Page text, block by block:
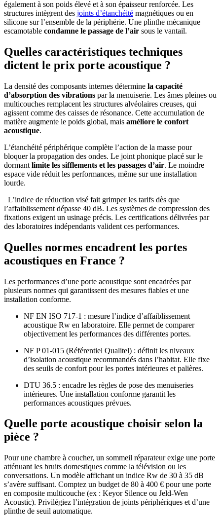
également à son poids élevé et à son épaisseur renforcée. Les
structures intègrent des joints d’étanchéité magnétiques ou en
silicone sur l’ensemble de la périphérie. Une plinthe mécanique
escamotable condamne le passage de l’air sous le vantail.
Quelles caractéristiques techniques
dictent le prix porte acoustique ?
La densité des composants internes détermine la capacité
d’absorption des vibrations par la menuiserie. Les âmes pleines ou
multicouches remplacent les structures alvéolaires creuses, qui
agissent comme des caisses de résonance. Cette accumulation de
matière augmente le poids global, mais améliore le confort
acoustique.
L’étanchéité périphérique complète l’action de la masse pour
bloquer la propagation des ondes. Le joint phonique placé sur le
dormant limite les sifflements et les passages d’air. Le moindre
espace vide réduit les performances, même sur une installation
lourde.
L’indice de réduction visé fait grimper les tarifs dès que
l’affaiblissement dépasse 40 dB. Les systèmes de compression des
fixations exigent un usinage précis. Les certifications délivrées par
des laboratoires indépendants valident ces performances.
Quelles normes encadrent les portes
acoustiques en France ?
Les performances d’une porte acoustique sont encadrées par
plusieurs normes qui garantissent des mesures fiables et une
installation conforme.
NF EN ISO 717-1 : mesure l’indice d’affaiblissement
acoustique Rw en laboratoire. Elle permet de comparer
objectivement les performances des différentes portes.
NF P 01-015 (Référentiel Qualitel) : définit les niveaux
d’isolation acoustique recommandés dans l’habitat. Elle fixe
des seuils de confort pour les portes intérieures et palières.
DTU 36.5 : encadre les règles de pose des menuiseries
intérieures. Une installation conforme garantit les
performances acoustiques prévues.
Quelle porte acoustique choisir selon la
pièce ?
Pour une chambre à coucher, un sommeil réparateur exige une porte
atténuant les bruits domestiques comme la télévision ou les
conversations. Un modèle affichant un indice Rw de 30 à 35 dB
s’avère suffisant. Comptez un budget de 80 à 400 € pour une porte
en composite multicouche (ex : Keyor Silence ou Jeld-Wen
Acoustic). Privilégiez l’intégration de joints périphériques et d’une
plinthe de seuil automatique.